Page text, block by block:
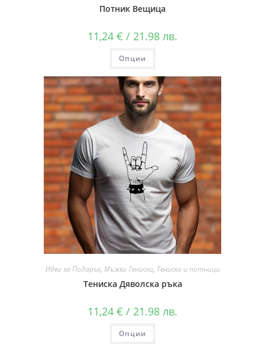
Потник Вещица
11,24 € / 21.98 лв.
Опции
Идеи за Подарък, Мъжки Тениски, Тениски и потници
Тениска Дяволска ръка
11,24 € / 21.98 лв.
Опции